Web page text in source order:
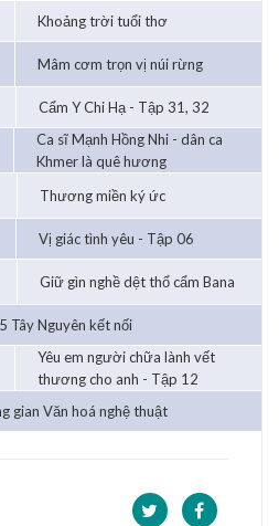
Khoảng trời tuổi thơ
Mâm cơm trọn vị núi rừng
Cẩm Y Chi Hạ - Tập 31, 32
Ca sĩ Mạnh Hồng Nhi - dân ca
Khmer là quê hương
Thương miền ký ức
Vị giác tình yêu - Tập 06
Giữ gìn nghề dệt thổ cẩm Bana
Tây Nguyên kết nối
Yêu em người chữa lành vết
thương cho anh - Tập 12
gian Văn hoá nghệ thuật